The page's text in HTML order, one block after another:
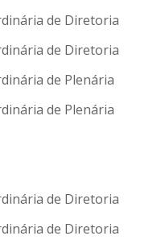
de Diretoria
de Diretoria
de Plenária
de Plenária
de Diretoria
de Diretoria